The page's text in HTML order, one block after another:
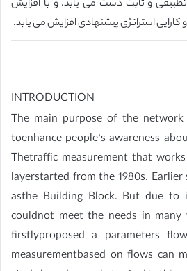
تطبیقی و ثابت دست می یابد. و با افزایش
استراتژی پیشنهادی افزایش می یابد.
INTRODUCTION
The main purpose of the
toenhance people’s awareness
Thetraffic measurement that
layerstarted from the 1980s.
asthe Building Block. But due to
couldnot meet the needs in many
firstlyproposed a parameters
measurementbased on flows can